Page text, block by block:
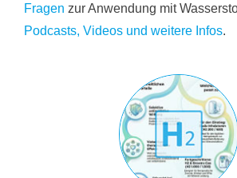
Fragen zur Anwendung mit
Podcasts, Videos und weitere Infos.